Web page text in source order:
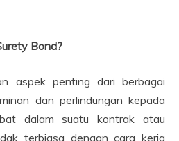
Bond?
aspek penting dari berbagai
dan perlindungan kepada
dalam suatu kontrak atau
terbiasa dengan cara kerja